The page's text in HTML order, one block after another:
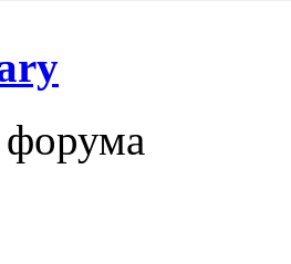
форума